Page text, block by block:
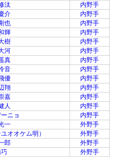
汰
内野手
介
内野手
也
内野手
輝
内野手
樹
内野手
河
内野手
真
内野手
音
内野手
優
内野手
翔
内野手
嘉
内野手
人
内野手
ニョ
内野手
一
外野手
オオケム明）
外野手
郎
外野手
外野手